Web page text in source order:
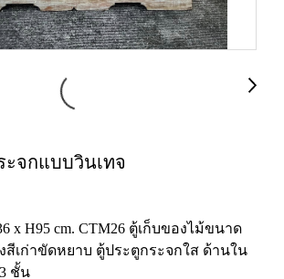
ะจกแบบวินเทจ
x H95 cm. CTM26 ตู้เก็บของไม้ขนาด
สีเก่าขัดหยาบ ตู้ประตูกระจกใส ด้านใน
ชั้น